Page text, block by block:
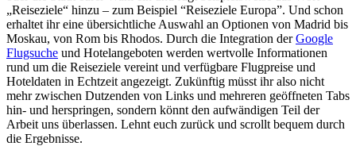
„Reiseziele“ hinzu – zum Beispiel “Reiseziele Europa”. Und schon
erhaltet ihr eine übersichtliche Auswahl an Optionen von Madrid bis
Moskau, von Rom bis Rhodos. Durch die Integration derGoogle
Flugsuche und Hotelangeboten werden wertvolle Informationen
rund um die Reiseziele vereint und verfügbare Flugpreise und
Hoteldaten in Echtzeit angezeigt. Zukünftig müsst ihr also nicht
mehr zwischen Dutzenden von Links und mehreren geöffneten Tabs
hin- und herspringen, sondern könnt den aufwändigen Teil der
Arbeit uns überlassen. Lehnt euch zurück und scrollt bequem durch
die Ergebnisse.